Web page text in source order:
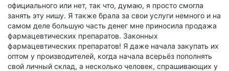
официального или нет, так что, думаю, я просто смогла
занять эту нишу. Я также брала за свои услуги немного и на
самом деле большую часть денег мне приносила продажа
фармацевтических препаратов. Законных
фармацевтических препаратов! Я даже начала закупать их
оптом у производителей, когда начала всерьёз пополнять
свой личный склад, а несколько человек, спрашивающих у